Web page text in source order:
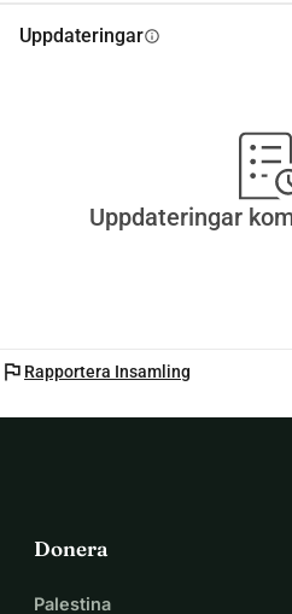
Uppdateringarinfo
Uppdateringar
flag Rapportera Insamling
Donera
Palestina